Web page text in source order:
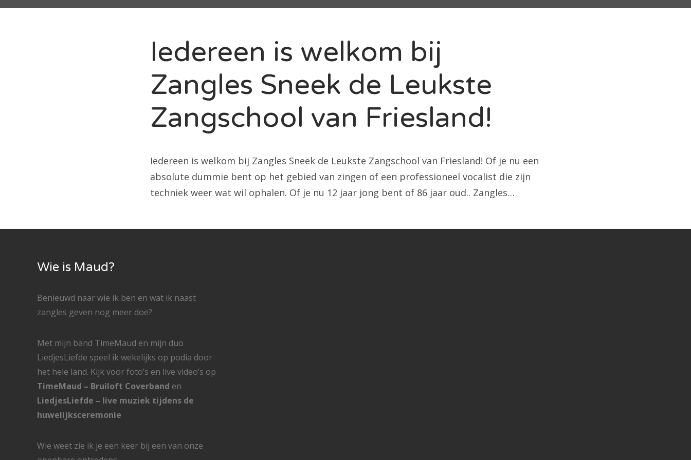
Iedereen is welkom bij
Zangles Sneek de Leukste
Zangschool van Friesland!
Iedereen is welkom bij Zangles Sneek de Leukste Zangschool van Friesland! Of je nu een
absolute dummie bent op het gebied van zingen of een professioneel vocalist die zijn
techniek weer wat wil ophalen. Of je nu 12 jaar jong bent of 86 jaar oud.. Zangles…
Wie is Maud?
Benieuwd naar wie ik ben en wat ik naast
zangles geven nog meer doe?
Met mijn band TimeMaud en mijn duo
LiedjesLiefde speel ik wekelijks op podia door
het hele land. Kijk voor foto’s en live video’s op
TimeMaud – Bruiloft Coverband en
LiedjesLiefde – live muziek tijdens de
huwelijksceremonie
Wie weet zie ik je een keer bij een van onze